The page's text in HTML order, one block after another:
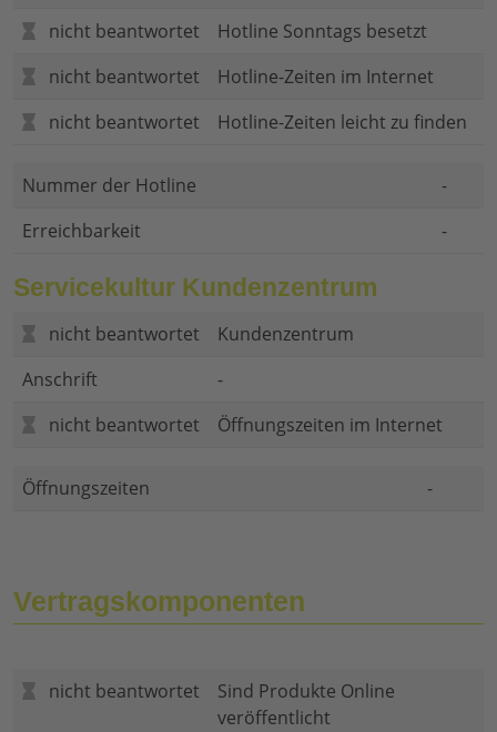
nicht beantwortet
Hotline Sonntags besetzt
nicht beantwortet
Hotline-Zeiten im Internet
nicht beantwortet
Hotline-Zeiten leicht zu finden
Nummer der Hotline
-
Erreichbarkeit
-
Servicekultur Kundenzentrum
nicht beantwortet
Kundenzentrum
Anschrift
-
nicht beantwortet
Öffnungszeiten im Internet
Öffnungszeiten -
Vertragskomponenten
nicht beantwortet
Sind Produkte Online
veröffentlicht